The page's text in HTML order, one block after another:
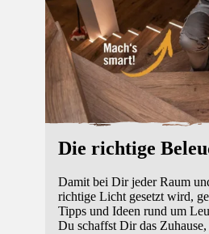
Die richtige
Damit bei Dir jeder Raum
richtige Licht gesetzt wird,
Tipps und Ideen rund um
Du schaffst Dir das